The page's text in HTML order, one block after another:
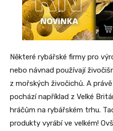
Některé rybářské firmy pro
nebo návnad používají
z mořských živočichů. A
pochází například z Velké
hráčům na rybářském trhu.
produkty vyrábí ve velkém!